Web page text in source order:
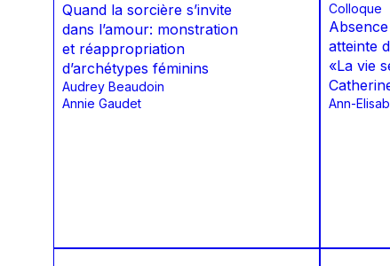
Quand la sorcière s’invite
dans l’amour: monstration
et réappropriation
d’archétypes féminins
Audrey Beaudoin
Annie Gaudet
Colloque
atteinte
«La vie
Ann-